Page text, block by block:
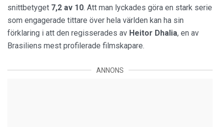
snittbetyget 7,2 av 10. Att man lyckades göra en stark serie
som engagerade tittare över hela världen kan ha sin
förklaring i att den regisserades av Heitor Dhalia, en av
Brasiliens mest profilerade filmskapare.
ANNONS